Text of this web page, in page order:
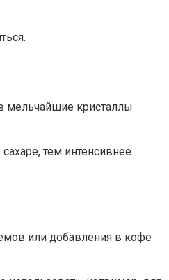
мельчайшие кристаллы
тем интенсивнее
или добавления в кофе